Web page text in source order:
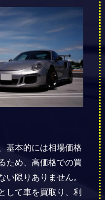
基本的には相場価格
ため、高価格での買
い限りありません。
して車を買取り、利